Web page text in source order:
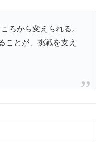
ろから変えられる。
ことが、挑戦を支え